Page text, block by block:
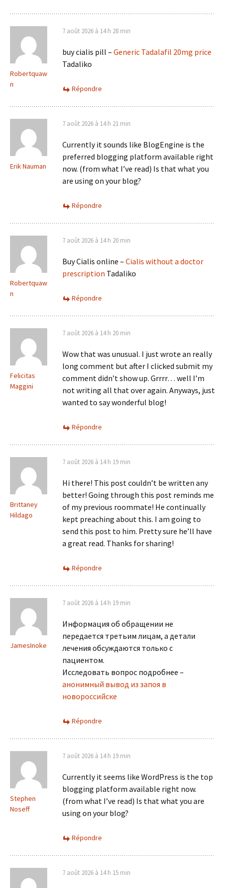
Robertquaw
n
7 août 2026 à 14 h 28 min
buy cialis pill – Generic Tadalafil 20mg price
Tadaliko
Répondre
Erik Nauman
7 août 2026 à 14 h 21 min
Currently it sounds like BlogEngine is the
preferred blogging platform available right
now. (from what I’ve read) Is that what you
are using on your blog?
Répondre
Robertquaw
n
7 août 2026 à 14 h 20 min
Buy Cialis online – Cialis without a doctor
prescription Tadaliko
Répondre
Felicitas
Maggini
7 août 2026 à 14 h 20 min
Wow that was unusual. I just wrote an really
long comment but after I clicked submit my
comment didn’t show up. Grrrr… well I’m
not writing all that over again. Anyways, just
wanted to say wonderful blog!
Répondre
Brittaney
Hildago
7 août 2026 à 14 h 19 min
Hi there! This post couldn’t be written any
better! Going through this post reminds me
of my previous roommate! He continually
kept preaching about this. I am going to
send this post to him. Pretty sure he’ll have
a great read. Thanks for sharing!
Répondre
JamesInoke
7 août 2026 à 14 h 19 min
Информация об обращении не
передается третьим лицам, а детали
лечения обсуждаются только с
пациентом.
Исследовать вопрос подробнее –
анонимный вывод из запоя в
новороссийске
Répondre
Stephen
Noseff
7 août 2026 à 14 h 19 min
Currently it seems like WordPress is the top
blogging platform available right now.
(from what I’ve read) Is that what you are
using on your blog?
Répondre
7 août 2026 à 14 h 15 min